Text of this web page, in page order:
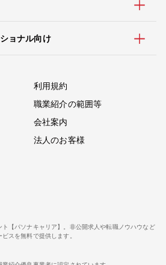
ョナル向け
利用規約
職業紹介の範囲等
会社案内
法人のお客様
ト【パソナキャリア】。非公開求人や転職ノウハウなど
スを無料で提供します。